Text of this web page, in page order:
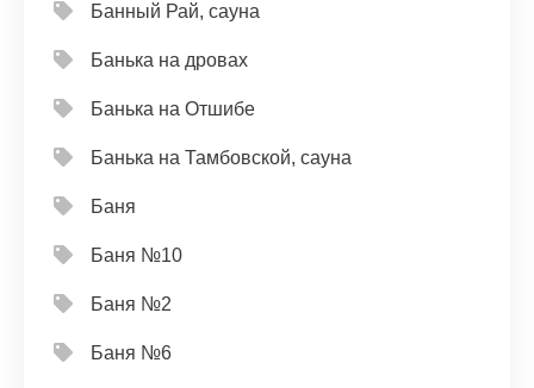
Банный Рай, сауна
Банька на дровах
Банька на Отшибе
Банька на Тамбовской, сауна
Баня
Баня №10
Баня №2
Баня №6